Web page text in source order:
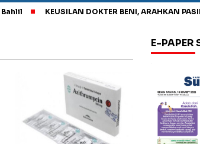
KEUSILAN DOKTER BENI, ARAHKAN PASIEN
E-PAPER